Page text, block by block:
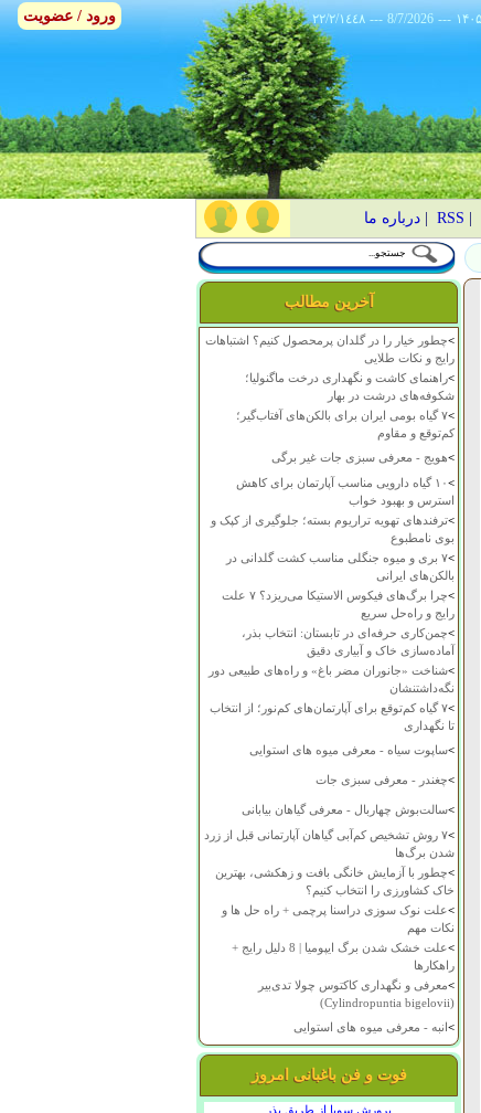
٢٢/٢/١٤٤٨ --- 8/7/2026 ---
RSS
|درباره ما
آخرین مطالب
>چطور خیار را در گلدان پرمحصول کنیم؟ اشتباهات
رایج و نکات طلایی
>راهنمای کاشت و نگهداری درخت ماگنولیا؛
شکوفه‌های درشت در بهار
>
۷ گیاه بومی ایران برای بالکن‌های آفتاب‌گیر؛
کم‌توقع و مقاوم
>هویج - معرفی سبزی جات غیر برگی
>
۱۰ گیاه دارویی مناسب آپارتمان برای کاهش
استرس و بهبود خواب
>ترفندهای تهویه تراریوم بسته؛ جلوگیری از کپک و
بوی نامطبوع
>
۷ بری و میوه جنگلی مناسب کشت گلدانی در
بالکن‌های ایرانی
>
چرا برگ‌های فیکوس الاستیکا می‌ریزد؟ ۷ علت
رایج و راه‌حل سریع
>چمن‌کاری حرفه‌ای در تابستان: انتخاب بذر،
آماده‌سازی خاک و آبیاری دقیق
>شناخت «جانوران مضر باغ» و راه‌های طبیعی دور
نگه‌داشتنشان
>
۷ گیاه کم‌توقع برای آپارتمان‌های کم‌نور؛ از انتخاب
تا نگهداری
>ساپوت سیاه - معرفی میوه های استوایی
>چغندر - معرفی سبزی جات
>سالت‌بوش چهاربال - معرفی گیاهان بیابانی
>
۷ روش تشخیص کم‌آبی گیاهان آپارتمانی قبل از زرد
شدن برگ‌ها
>چطور با آزمایش خانگی بافت و زهکشی، بهترین
خاک کشاورزی را انتخاب کنیم؟
>علت نوک سوزی دراسنا پرچمی + راه حل ها و
نکات مهم
>
علت خشک شدن برگ ایپومیا | 8 دلیل رایج +
راهکارها
>معرفی و نگهداری کاکتوس چولا تدی‌بیر
(Cylindropuntia bigelovii)
>انبه - معرفی میوه های استوایی
فوت و فن باغبانی امروز
پرورش سویا از طریق بذر
ورود / عضویت